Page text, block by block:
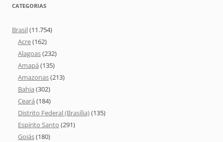
CATEGORIAS
Brasil(11.754)
Acre(162)
Alagoas(232)
Amapá (135)
Amazonas(213)
Bahia (302)
Ceará (184)
Distrito Federal (Brasília)(135)
Espírito Santo (291)
Goiás(180)